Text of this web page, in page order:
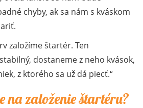
chyby, ak sa nám s kváskom
založíme štartér. Ten
dostaneme z neho kvások,
z ktorého sa už dá piecť.
na založenie štartéru?